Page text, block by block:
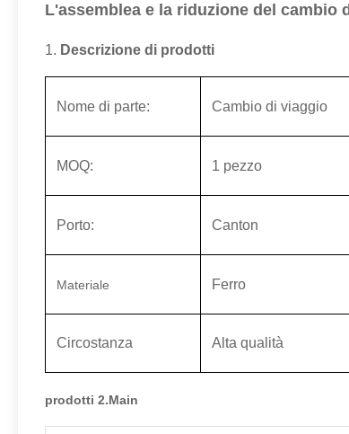
L'assemblea e la riduzione del cambio
1. Descrizione di prodotti
Nome di parte: Cambio di viaggio
MOQ: 1 pezzo
Porto: Canton
Materiale Ferro
Circostanza Alta qualità
prodotti 2.Main